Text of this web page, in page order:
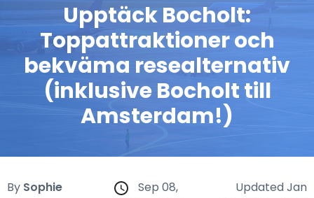
Upptäck Bocholt:
Toppattraktioner och
bekväma resealternativ
(inklusive Bocholt till
Amsterdam!)
By Sophie
Sep 08,
Updated Jan